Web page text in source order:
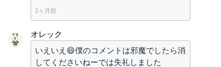
2ヶ月前
オレック
いえいえ😄僕のコメントは邪魔でしたら消
してくださいねーでは失礼しました